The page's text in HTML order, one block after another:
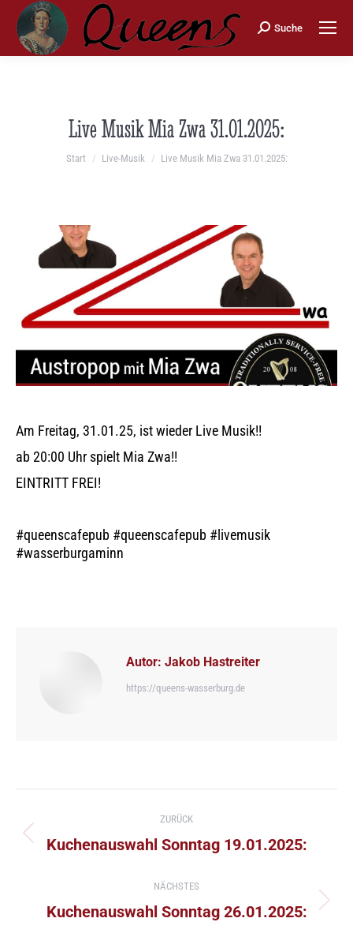
Search:
Suche
Live Musik Mia Zwa 31.01.2025:
Sie befinden sich hier:
Start Live-Musik Live Musik Mia Zwa 31.01.2025:
Am Freitag, 31.01.25, ist wieder Live Musik!!
ab 20:00 Uhr spielt Mia Zwa!!
EINTRITT FREI!
#queenscafepub #queenscafepub #livemusik
#wasserburgaminn
Autor: Jakob Hastreiter
https://queens-wasserburg.de
ZURÜCK
Vorheriger
Kuchenauswahl Sonntag 19.01.2025:
NÄCHSTES
Nächster
Kuchenauswahl Sonntag 26.01.2025: